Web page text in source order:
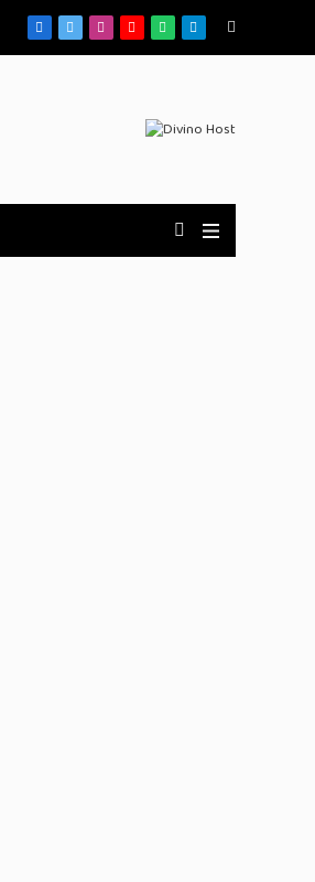
Facebook
X
(Twitter)
Instagram
YouTubeWhatsApp
Telegrama